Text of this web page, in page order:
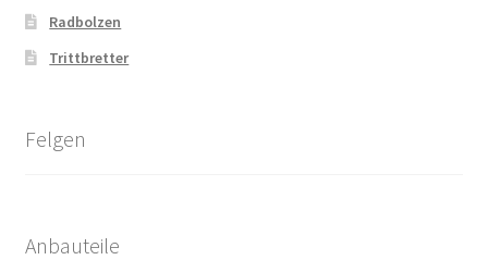
Radbolzen
Trittbretter
Felgen
Anbauteile